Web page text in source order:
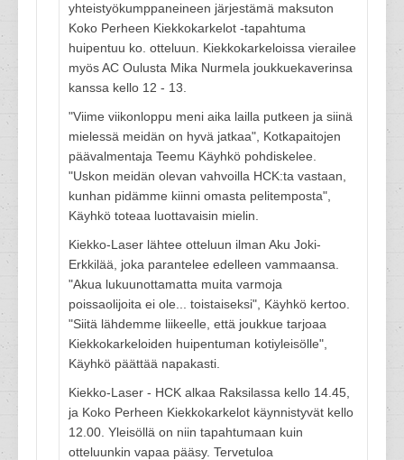
yhteistyökumppaneineen järjestämä maksuton
Koko Perheen Kiekkokarkelot -tapahtuma
huipentuu ko. otteluun. Kiekkokarkeloissa vierailee
myös AC Oulusta Mika Nurmela joukkuekaverinsa
kanssa kello 12 - 13.
"Viime viikonloppu meni aika lailla putkeen ja siinä
mielessä meidän on hyvä jatkaa", Kotkapaitojen
päävalmentaja Teemu Käyhkö pohdiskelee.
"Uskon meidän olevan vahvoilla HCK:ta vastaan,
kunhan pidämme kiinni omasta pelitemposta",
Käyhkö toteaa luottavaisin mielin.
Kiekko-Laser lähtee otteluun ilman Aku Joki-
Erkkilää, joka parantelee edelleen vammaansa.
"Akua lukuunottamatta muita varmoja
poissaolijoita ei ole... toistaiseksi", Käyhkö kertoo.
"Siitä lähdemme liikeelle, että joukkue tarjoaa
Kiekkokarkeloiden huipentuman kotiyleisölle",
Käyhkö päättää napakasti.
Kiekko-Laser - HCK alkaa Raksilassa kello 14.45,
ja Koko Perheen Kiekkokarkelot käynnistyvät kello
12.00. Yleisöllä on niin tapahtumaan kuin
otteluunkin vapaa pääsy. Tervetuloa